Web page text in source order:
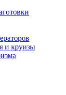
и круизы